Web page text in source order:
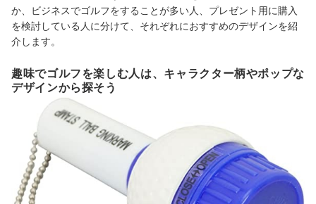
か、ビジネスでゴルフをすることが多い人、プレゼント用に購入
を検討している人に分けて、それぞれにおすすめのデザインを紹
介します。
趣味でゴルフを楽しむ人は、キャラクター柄やポップな
デザインから探そう